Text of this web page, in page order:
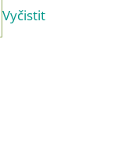
Vyčistit